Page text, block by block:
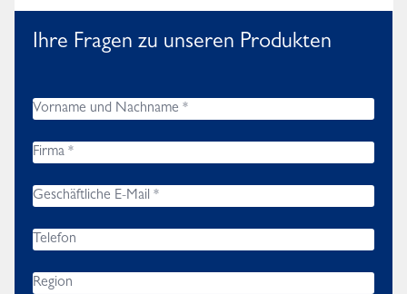
Ihre Fragen zu unseren Produkten